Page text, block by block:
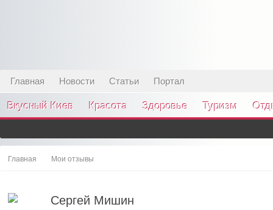
Главная Новости Статьи Портал
Вкусный Киев Красота Здоровье Туризм
Главная Мои отзывы
Сергей Мишин